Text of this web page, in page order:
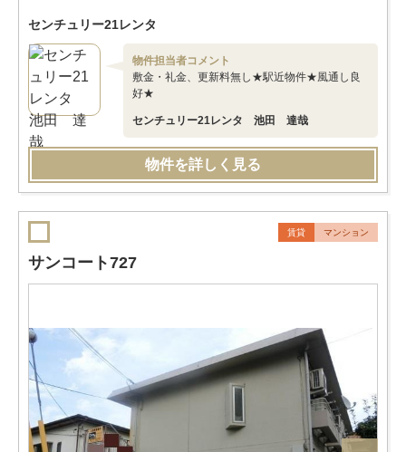
センチュリー21レンタ
物件担当者コメント
敷金・礼金、更新料無し★駅近物件★風通し良
好★
センチュリー21レンタ 池田 達哉
物件を詳しく見る
賃貸 マンション
サンコート727